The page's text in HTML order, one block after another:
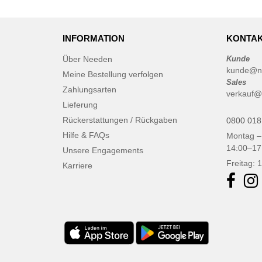
INFORMATION
Über Needen
Meine Bestellung verfolgen
Zahlungsarten
Lieferung
Rückerstattungen / Rückgaben
Hilfe & FAQs
Unsere Engagements
Karriere
Kunde
Sales
0800
Montag
Freitag: